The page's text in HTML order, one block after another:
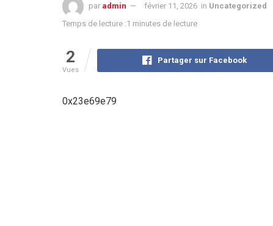
par admin février 11, 2026 in Uncategorized
Temps de lecture :1 minutes de lecture
2
Vues
Partager sur Facebook
0x23e69e79